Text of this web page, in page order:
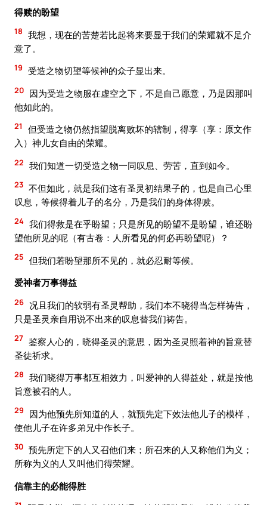
得赎的盼望
18 我想，现在的苦楚若比起将来要显于我们的荣耀就不足介
意了。
19 受造之物切望等候神的众子显出来。
20 因为受造之物服在虚空之下，不是自己愿意，乃是因那叫
他如此的。
21
但受造之物仍然指望脱离败坏的辖制，得享（享：原文作
入）神儿女自由的荣耀。
22 我们知道一切受造之物一同叹息、劳苦，直到如今。
23 不但如此，就是我们这有圣灵初结果子的，也是自己心里
叹息，等候得着儿子的名分，乃是我们的身体得赎。
24 我们得救是在乎盼望；只是所见的盼望不是盼望，谁还盼
望他所见的呢（有古卷：人所看见的何必再盼望呢）？
25 但我们若盼望那所不见的，就必忍耐等候。
爱神者万事得益
26 况且我们的软弱有圣灵帮助，我们本不晓得当怎样祷告，
只是圣灵亲自用说不出来的叹息替我们祷告。
27 鉴察人心的，晓得圣灵的意思，因为圣灵照着神的旨意替
圣徒祈求。
28 我们晓得万事都互相效力，叫爱神的人得益处，就是按他
旨意被召的人。
29
因为他预先所知道的人，就预先定下效法他儿子的模样，
使他儿子在许多弟兄中作长子。
30 预先所定下的人又召他们来；所召来的人又称他们为义；
所称为义的人又叫他们得荣耀。
信靠主的必能得胜